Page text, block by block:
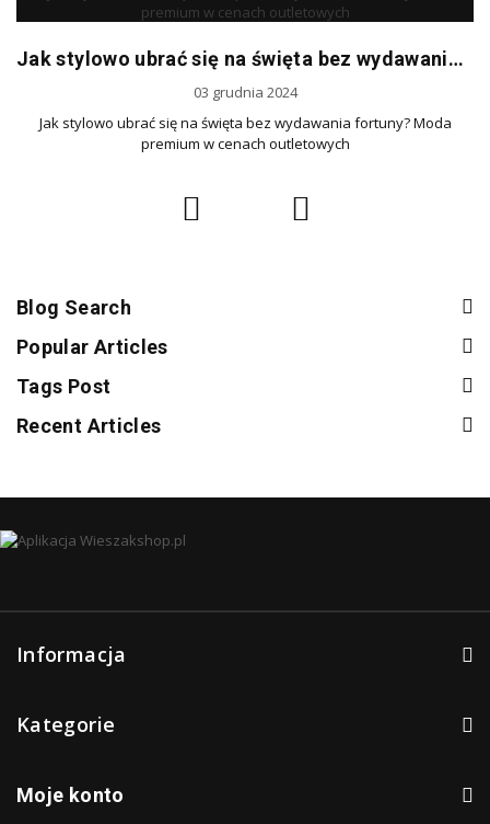
Jak stylowo ubrać się na święta bez wydawania fortuny? Moda premium w cenach outletowych
03 grudnia 2024
Jak stylowo ubrać się na święta bez wydawania fortuny? Moda
premium w cenach outletowych
Blog Search
Popular Articles
Tags Post
Recent Articles
Informacja
Kategorie
Moje konto